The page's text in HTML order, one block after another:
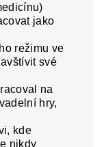
jako
režimu ve
své
na
hry,
kde
nikdy